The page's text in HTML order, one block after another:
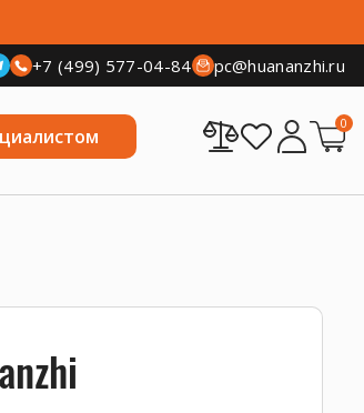
+7 (499) 577-04-84 pc@huananzhi.ru
0